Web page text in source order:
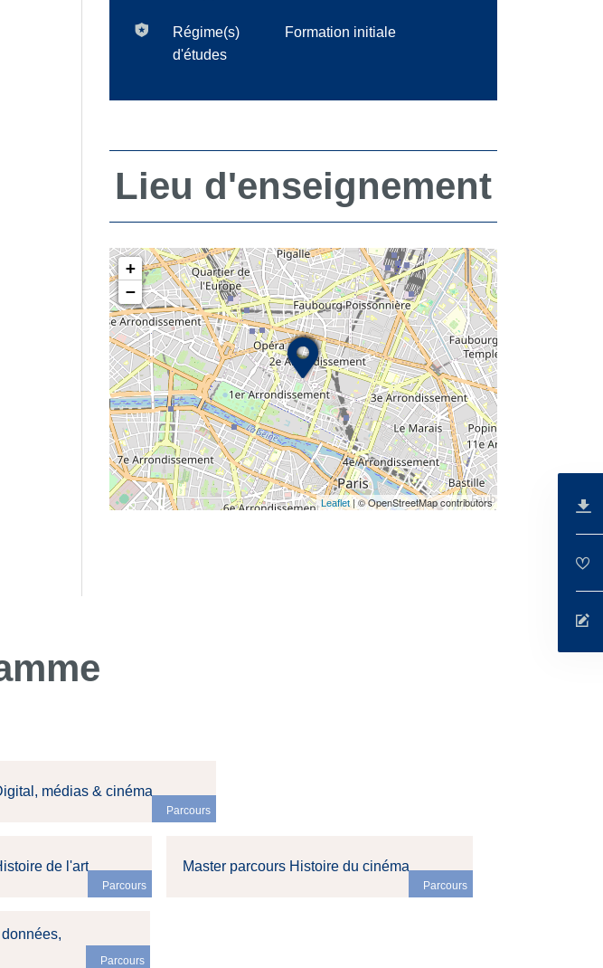
Régime(s)
d'études
Formation initiale
Lieu d'enseignement
+
−
Leaflet| © OpenStreetMap contributors
médias & cinéma
Parcours
de l'art
Parcours
Master parcours Histoire du cinéma
Parcours
Parcours